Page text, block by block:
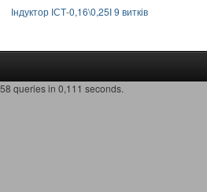
Індуктор ІСТ-0,16\0,25І 9 витків
58 queries in 0,111 seconds.